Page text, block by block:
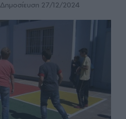
Δημοσίευση 27/12/2024